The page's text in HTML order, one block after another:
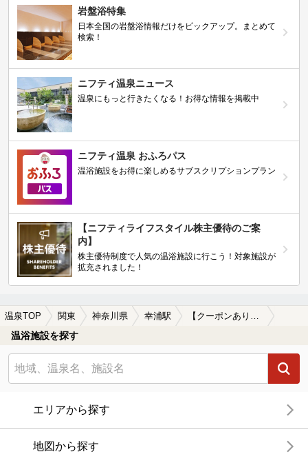
岩盤浴特集
日本全国の岩盤浴情報だけをピックアップ。まとめて
検索！
ニフティ温泉ニュース
温泉にもっと行きたくなる！お得な情報を掲載中
ニフティ温泉 おふろパス
温浴施設をお得に楽しめるサブスクリプションプラン
【ニフティライフスタイル株主優待のご案
内】
株主優待制度で人気の温浴施設に行こう！対象施設が
拡充されました！
温泉TOP 関東 神奈川県 幸浦駅 【クーポンあり】水風呂が楽しめる幸浦駅近くの温泉、日帰り温泉、スーパー銭湯おすすめ
温浴施設を探す
エリアから探す
地図から探す